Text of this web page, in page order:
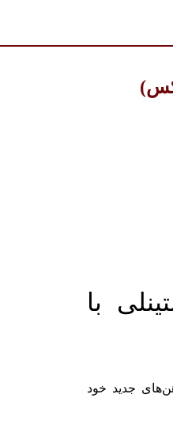
با
جدید خود